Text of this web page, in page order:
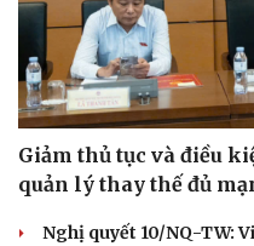
Giảm thủ tục và điều
quản lý thay thế đủ
Nghị quyết 10/NQ-TW: